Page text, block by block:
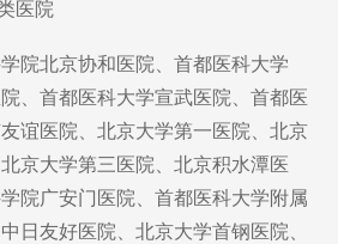
医院
院北京协和医院、首都医科大学
、首都医科大学宣武医院、首都医
谊医院、北京大学第一医院、北京
京大学第三医院、北京积水潭医
院广安门医院、首都医科大学附属
日友好医院、 北京大学首钢医院